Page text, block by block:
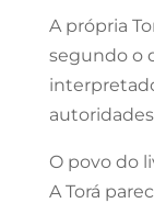
A própria
segundo o
O povo do
A Torá